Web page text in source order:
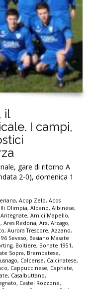
il
I campi,
gare di ritorno A
2-0), domenica 1
, Acop Zelo, Acos
Olimpia, Albano, Albinese,
, Amici Mapello,
, Ares Redona, Arx, Arzago,
, Aurora Trescore, Azzano,
96 Seveso, Basiano Masate
, Boltiere, Bonate 1951,
Sopra, Brembatese,
, Calcense, Calcinatese,
, Cappuccinese, Capriate,
, Casalbuttano,
, Castel Rozzone,